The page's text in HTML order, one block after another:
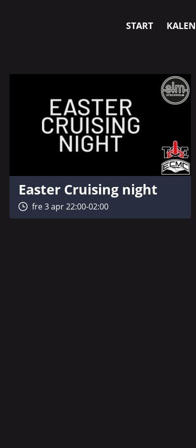
START
Easter Cruising night
fre 3 apr 22:00-02:00